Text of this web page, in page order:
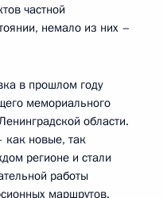
частной
немало из них –
в прошлом году
мемориального
области.
как новые, так
регионе и стали
работы
маршрутов.